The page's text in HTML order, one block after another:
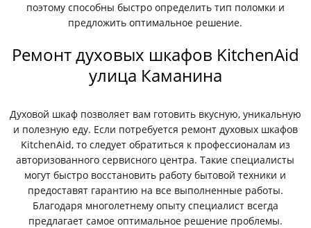
поэтому способны быстро определить тип поломки и
предложить оптимальное решение.
Ремонт духовых шкафов KitchenAid
улица Каманина
Духовой шкаф позволяет вам готовить вкусную, уникальную
и полезную еду. Если потребуется ремонт духовых шкафов
KitchenAid, то следует обратиться к профессионалам из
авторизованного сервисного центра. Такие специалисты
могут быстро восстановить работу бытовой техники и
предоставят гарантию на все выполненные работы.
Благодаря многолетнему опыту специалист всегда
предлагает самое оптимальное решение проблемы.